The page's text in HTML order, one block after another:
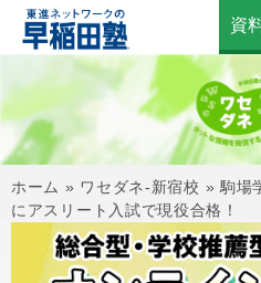
資
ホーム » ワセダネ-新宿校 » 駒場
にアスリート入試で現役合格！